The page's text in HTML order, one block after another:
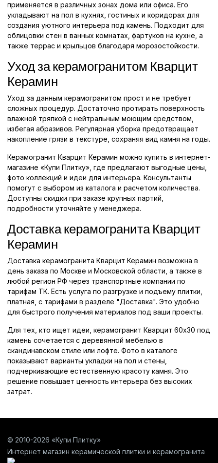
применяется в различных зонах дома или офиса. Его
укладывают на пол в кухнях, гостиных и коридорах для
создания уютного интерьера под камень. Подходит для
облицовки стен в ванных комнатах, фартуков на кухне, а
также террас и крыльцов благодаря морозостойкости.
Уход за керамогранитом Кварцит
Керамин
Уход за данным керамогранитом прост и не требует
сложных процедур. Достаточно протирать поверхность
влажной тряпкой с нейтральным моющим средством,
избегая абразивов. Регулярная уборка предотвращает
накопление грязи в текстуре, сохраняя вид камня на годы.
Керамогранит Кварцит Керамин можно купить в интернет-
магазине «Купи Плитку», где предлагают выгодные цены,
фото коллекций и идеи для интерьера. Консультанты
помогут с выбором из каталога и расчетом количества.
Доступны скидки при заказе крупных партий,
подробности уточняйте у менеджера.
Доставка керамогранита Кварцит
Керамин
Доставка керамогранита Кварцит Керамин возможна в
день заказа по Москве и Московской области, а также в
любой регион РФ через транспортные компании по
тарифам ТК. Есть услуга по разгрузке и подъему плитки,
платная, с тарифами в разделе "Доставка". Это удобно
для быстрого получения материалов под ваши проекты.
Для тех, кто ищет идеи, керамогранит Кварцит 60x30 под
камень сочетается с деревянной мебелью в
скандинавском стиле или лофте. Фото в каталоге
показывают варианты укладки на пол и стены,
подчеркивающие естественную красоту камня. Это
решение повышает ценность интерьера без высоких
затрат.
© 2010-2026 «Купи Плитку»
Интернет магазин керамической плитки и керамогранита